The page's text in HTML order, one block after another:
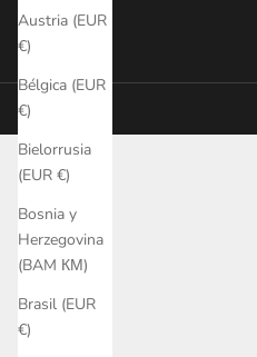
Austria (EUR
€)
Bélgica (EUR
€)
Bielorrusia
(EUR €)
Bosnia y
Herzegovina
(BAM КМ)
Brasil (EUR
€)